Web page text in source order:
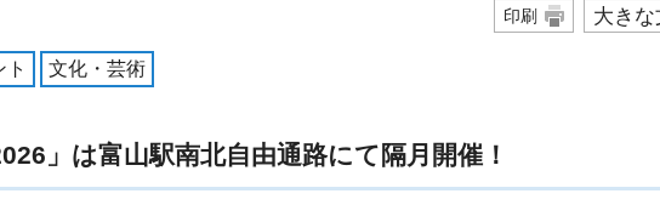
印刷 大きな
文化・芸術
」は富山駅南北自由通路にて隔月開催！